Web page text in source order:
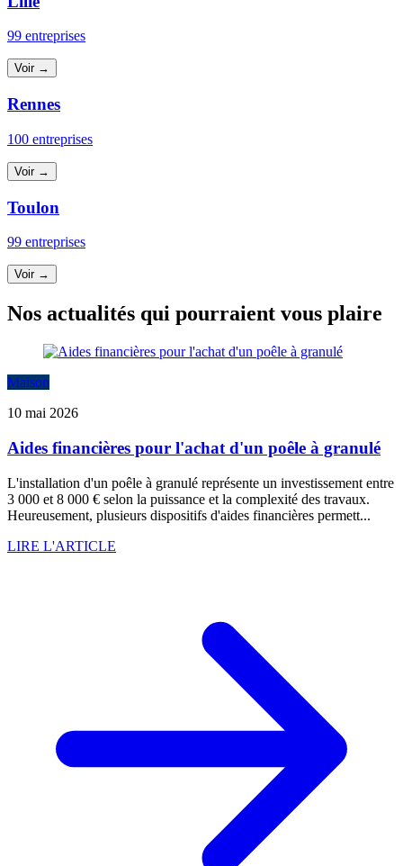
99 entreprises
Voir →
Rennes
100 entreprises
Voir →
Toulon
99 entreprises
Voir →
Nos actualités qui pourraient vous plaire
Maison
10 mai 2026
Aides financières pour l'achat d'un poêle à granulé
L'installation d'un poêle à granulé représente un investissement entre
3 000 et 8 000 € selon la puissance et la complexité des travaux.
Heureusement, plusieurs dispositifs d'aides financières permett...
LIRE L'ARTICLE